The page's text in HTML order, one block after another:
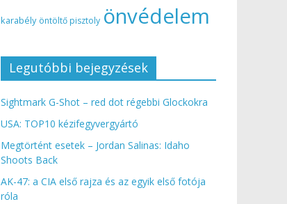
karabély öntöltő pisztoly önvédelem
Legutóbbi bejegyzések
Sightmark G-Shot – red dot régebbi Glockokra
USA: TOP10 kézifegyvergyártó
Megtörtént esetek – Jordan Salinas: Idaho
Shoots Back
AK-47: a CIA első rajza és az egyik első fotója
róla